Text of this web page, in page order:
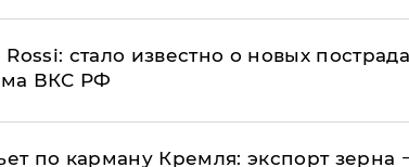
стало известно о новых
ВКС РФ
по карману Кремля: экспорт зерна